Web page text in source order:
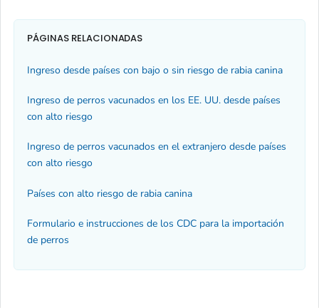
PÁGINAS RELACIONADAS
Ingreso desde países con bajo o sin riesgo de rabia canina
Ingreso de perros vacunados en los EE. UU. desde países
con alto riesgo
Ingreso de perros vacunados en el extranjero desde países
con alto riesgo
Países con alto riesgo de rabia canina
Formulario e instrucciones de los CDC para la importación
de perros